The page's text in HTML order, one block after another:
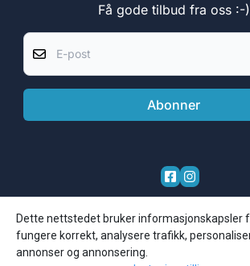
Få gode tilbud fra oss :-)
Abonner
Dette nettstedet bruker informasjonskapsler
fungere korrekt, analysere trafikk,
annonser og annonsering.